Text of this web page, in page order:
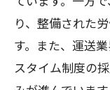
り、整備された
す。また、運送
スタイム制度の